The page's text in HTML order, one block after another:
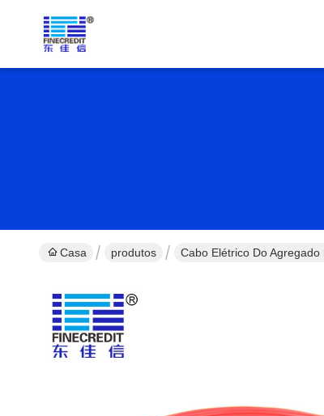
Casa produtos Cabo Elétrico Do Agregado